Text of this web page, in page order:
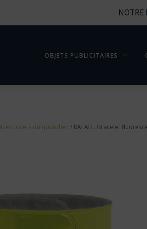
NOTRE
OBJETS PUBLICITAIRES
objets du quotidien / RAFAEL. Bracelet